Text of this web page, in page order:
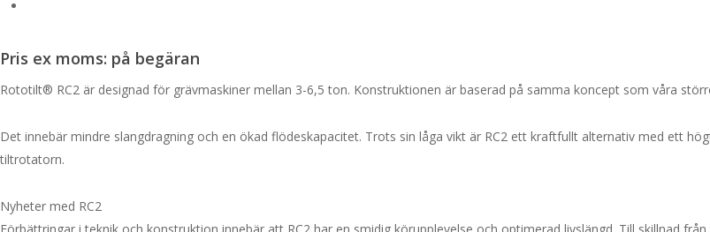
Pris ex moms: på begäran
Rototilt® RC2 är designad för grävmaskiner mellan 3-6,5 ton. Konstruktionen är baserad på samma koncept som våra
Det innebär mindre slangdragning och en ökad flödeskapacitet. Trots sin låga vikt är RC2 ett kraftfullt alternativ med ett
tiltrotatorn.
Nyheter med RC2